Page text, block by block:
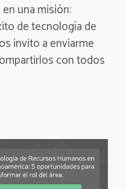
una misión:
de tecnología de
invito a enviarme
con todos